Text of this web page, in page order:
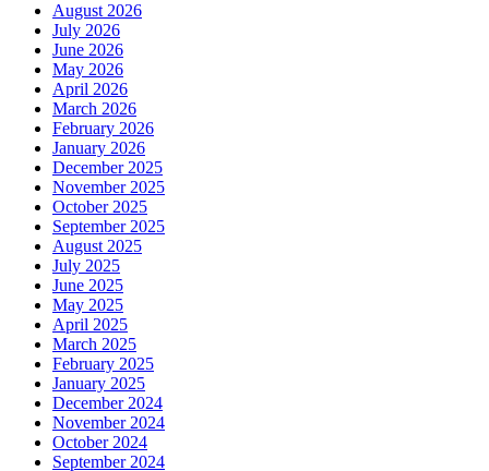
August 2026
July 2026
June 2026
May 2026
April 2026
March 2026
February 2026
January 2026
December 2025
November 2025
October 2025
September 2025
August 2025
July 2025
June 2025
May 2025
April 2025
March 2025
February 2025
January 2025
December 2024
November 2024
October 2024
September 2024